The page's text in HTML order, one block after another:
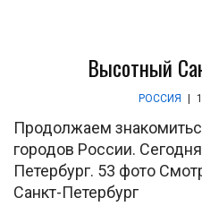
Высотный
РОССИЯ
Продолжаем
городов России.
Петербург. 53 фото
Санкт-Петербург